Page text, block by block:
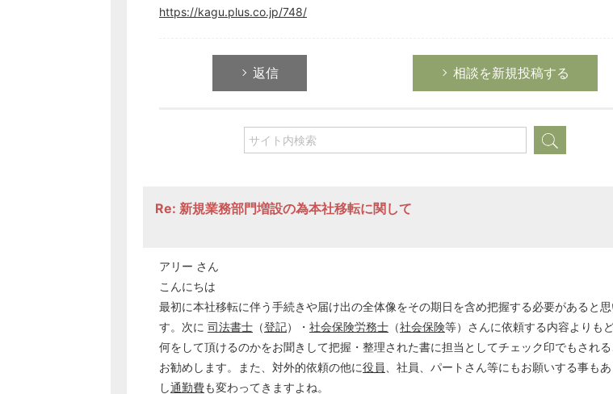
https://kagu.plus.co.jp/748/
返信 相談を新規投稿する
Re: 新規業務部門増設の為本社移転に関して
アリー さん
こんにちは
最初に本社移転に伴う手続きや届け出の全体像をその期日を含め把握する必要があると思
す。次に 司法書士 （登記）・ 社会保険労務士 （社会保険等）さんに依頼する内容よりも
何をして頂けるのかをお聞きして把握・整理された書に担当としてチェック印でもされ
お勧めします。また、対外的依頼の他に役員
、社員、パートさん等にもお願いする事も
し通勤費も変わってきますよね。
労務管理
税務経理